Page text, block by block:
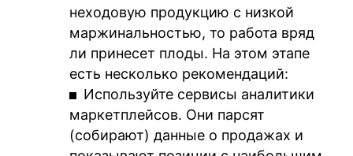
неходовую продукцию с низкой
маржинальностью, то работа вряд
ли принесет плоды. На этом этапе
есть несколько рекомендаций:
Используйте сервисы аналитики
маркетплейсов. Они парсят
(собирают) данные о продажах и